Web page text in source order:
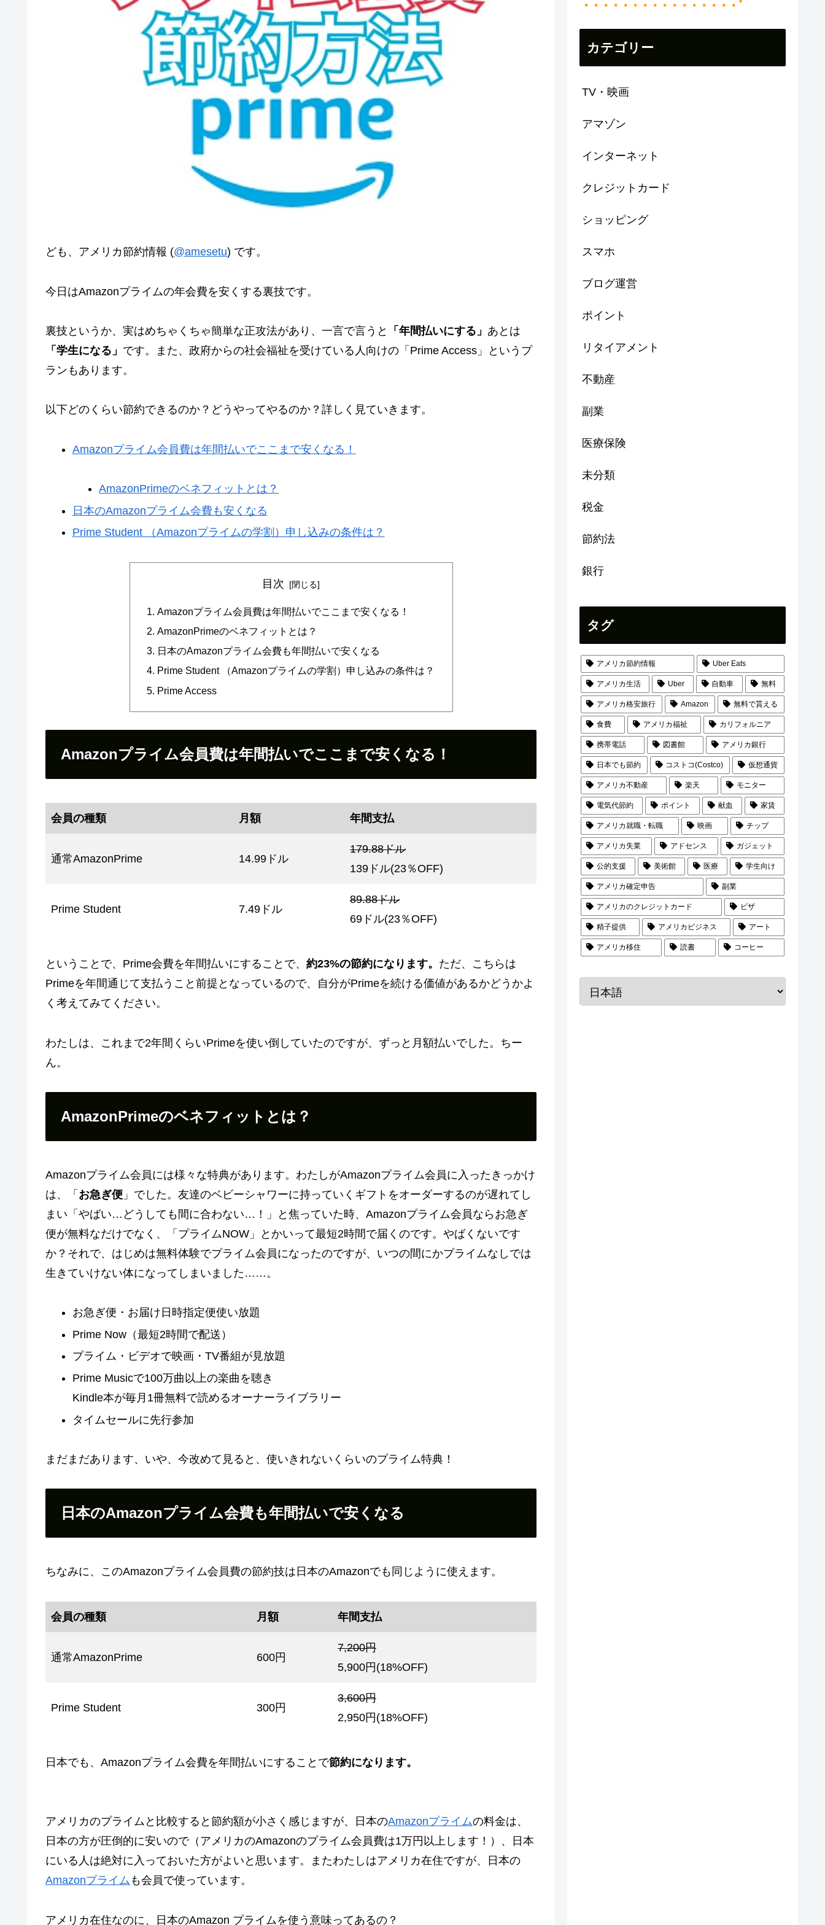
ども、アメリカ節約情報 (@amesetu) です。
今日はAmazonプライムの年会費を安くする裏技です。
裏技というか、実はめちゃくちゃ簡単な正攻法があり、一言で言うと 「年間払いにする」 あとは
「学生になる」 です。また、政府からの社会福祉を受けている人向けの「Prime Access」というプ
ランもあります。
以下どのくらい節約できるのか？どうやってやるのか？詳しく見ていきます。
Amazonプライム会員費は年間払いでここまで安くなる！
AmazonPrimeのベネフィットとは？
日本のAmazonプライム会費も安くなる
Prime Student （Amazonプライムの学割）申し込みの条件は？
目次
Amazonプライム会員費は年間払いでここまで安くなる！
AmazonPrimeのベネフィットとは？
日本のAmazonプライム会費も年間払いで安くなる
Prime Student （Amazonプライムの学割）申し込みの条件は？
Prime Access
Amazonプライム会員費は年間払いでここまで安くなる！
会員の種類 月額 年間支払
通常AmazonPrime 14.99ドル
179.88ドル
139ドル(23％OFF)
Prime Student 7.49ドル
89.88ドル
69ドル(23％OFF)
ということで、Prime会費を年間払いにすることで、 約23%の節約になります。 ただ、こちらは
Primeを年間通じて支払うこと前提となっているので、自分がPrimeを続ける価値があるかどうかよ
く考えてみてください。
わたしは、これまで2年間くらいPrimeを使い倒していたのですが、ずっと月額払いでした。ちー
ん。
AmazonPrimeのベネフィットとは？
Amazonプライム会員には様々な特典があります。わたしがAmazonプライム会員に入ったきっかけ
は、「 お急ぎ便 」でした。友達のベビーシャワーに持っていくギフトをオーダーするのが遅れてし
まい「やばい…どうしても間に合わない…！」と焦っていた時、Amazonプライム会員ならお急ぎ
便が無料なだけでなく、「プライムNOW」とかいって最短2時間で届くのです。やばくないです
か？それで、はじめは無料体験でプライム会員になったのですが、いつの間にかプライムなしでは
生きていけない体になってしまいました……。
お急ぎ便・お届け日時指定便使い放題
Prime Now（最短2時間で配送）
プライム・ビデオで映画・TV番組が見放題
Prime Musicで100万曲以上の楽曲を聴き
Kindle本が毎月1冊無料で読めるオーナーライブラリー
タイムセールに先行参加
まだまだあります、いや、今改めて見ると、使いきれないくらいのプライム特典！
日本のAmazonプライム会費も年間払いで安くなる
ちなみに、このAmazonプライム会員費の節約技は日本のAmazonでも同じように使えます。
会員の種類 月額 年間支払
通常AmazonPrime 600円
7,200円
5,900円(18%OFF)
Prime Student 300円
3,600円
2,950円(18%OFF)
日本でも、Amazonプライム会費を年間払いにすることで節約になります。
アメリカのプライムと比較すると節約額が小さく感じますが、日本のAmazonプライムの料金は、
日本の方が圧倒的に安いので（アメリカのAmazonのプライム会員費は1万円以上します！）、日本
にいる人は絶対に入っておいた方がよいと思います。またわたしはアメリカ在住ですが、日本の
Amazonプライム も会員で使っています。
アメリカ在住なのに、日本のAmazon プライムを使う意味ってあるの？
カテゴリー
TV・映画
アマゾン
インターネット
クレジットカード
ショッピング
スマホ
ブログ運営
ポイント
リタイアメント
不動産
副業
医療保険
未分類
税金
節約法
銀行
タグ
アメリカ節約情報 Uber Eats
アメリカ生活 Uber 自動車 無料
アメリカ格安旅行 Amazon 無料で貰える
食費 アメリカ福祉 カリフォルニア
携帯電話 図書館 アメリカ銀行
日本でも節約 コストコ(Costco) 仮想通貨
アメリカ不動産 楽天 モニター
電気代節約 ポイント 献血 家賃
アメリカ就職・転職 映画 チップ
アメリカ失業 アドセンス ガジェット
公的支援 美術館 医療 学生向け
アメリカ確定申告 副業
アメリカのクレジットカード ビザ
精子提供 アメリカビジネス アート
アメリカ移住 読書 コーヒー